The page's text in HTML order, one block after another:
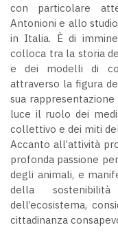
con particolare
Antonioni e allo
in Italia. È di
colloca tra la storia
e dei modelli di
attraverso la figura
sua
luce il ruolo dei
collettivo e dei miti
Accanto all’attività
profonda passione
degli animali, e
della
dell’ecosistema,
cittadinanza